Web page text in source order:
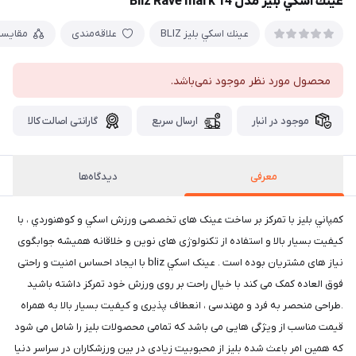
عينك اسكي بليز BLIZ علاقه‌مندی
محصول مورد نظر موجود نمی‌باشد.
موجود در انبار ارسال سریع گارانتی اصالت کالا
معرفی دیدگاه‌ها
كمپاني بلیز با تمرکز بر ساخت عینک های تخصصی ورزش اسكي و كوهنوردي ، با
کیفیت بسیار بالا و استفاده از تکنولوژی های نوین و خلاقانه همیشه جوابگوی
نیاز های مشتريان بوده است . عینک اسكي bliz با ایجاد احساس امنیت و راحتی
فوق العاده کمک می کند با خیال راحت بر روی ورزش خود تمرکز داشته باشید
.طراحی منحصر به فرد و مهندسی ، انعطاف پذیری و کیفیت بسیار بالا به همراه
قیمت مناسب از ویژگی هایی می باشد که تمامی محصولات بلیز را شامل می شود
که همین امر باعث شده بلیز از محبوبیت زیادی در بین ورزشکاران در سراسر دنیا